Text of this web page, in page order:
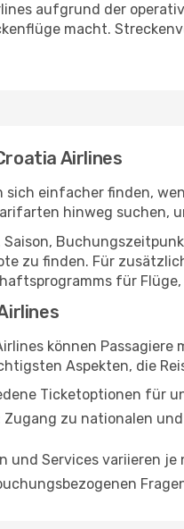
aufgrund der
macht.
Airlines
einfacher finden,
hinweg
Saison,
zu finden. Für
für
können
Aspekten, die
Ticketoptionen für
Zugang zu nationalen
und Services variieren